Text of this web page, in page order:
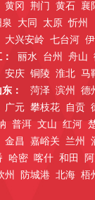
黄冈 荆门 黄石 襄
泉 大同 太原 忻州
大兴安岭 七台河
： 丽水 台州 舟山
安庆 铜陵 淮北 马
东： 菏泽 滨州
德
广元 攀枝花 自贡
普洱 文山 红河
金昌 嘉峪关 兰州
哈密 喀什 和田
州 防城港 北海 梧